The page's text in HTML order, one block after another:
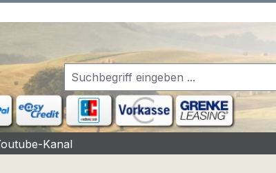
Kanal